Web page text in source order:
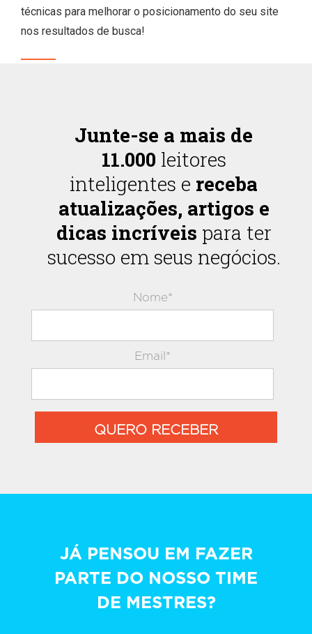
técnicas para melhorar o posicionamento do seu site
nos resultados de busca!
Junte-se a mais de
11.000 leitores
inteligentes e receba
atualizações, artigos e
dicas incríveis para ter
sucesso em seus negócios.
Nome*
Email*
QUERO RECEBER
JÁ PENSOU EM FAZER
PARTE DO NOSSO TIME
DE MESTRES?